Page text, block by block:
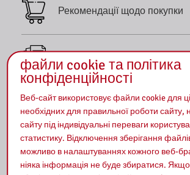
Рекомендації щодо покупки
сканує
Відеоконференція
Кредитування виставок
файли cookie та політика
конфіденційності
Веб-сайт використовує файли cookie для
необхідних для правильної роботи сайту,
сайту під індивідуальні переваги
статистику. Відключення зберігання
можливо в налаштуваннях кожного веб-
ніяка інформація не буде збиратися. Якщо